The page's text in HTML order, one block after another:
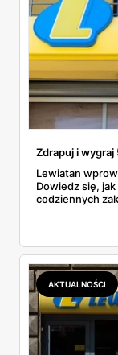
Zdrapuj i wygraj
Lewiatan
Dowiedz się,
codziennych
AKTUALNOŚCI